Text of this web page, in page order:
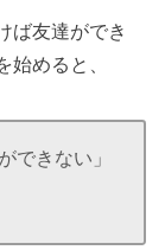
ば友達ができ
始めると、
できない」